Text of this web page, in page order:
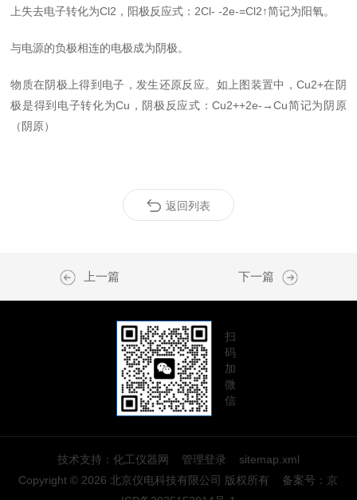
上失去电子转化为Cl2，阳极反应式：2Cl- -2e-=Cl2↑简记为阳氧。
与电源的负极相连的电极成为阴极。
物质在阴极上得到电子，发生还原反应。如上图装置中，Cu2+在阴
极是得到电子转化为Cu，阴极反应式：Cu2++2e-→Cu简记为阴原
（阴原）
返回列表
上一篇 下一篇
扫
码
加
微
信
技术支持： 化工仪器网 管理登录
sitemap.xml
Copyright © 2026 北京仪电科技有限公司 版权所有 备案号： 京